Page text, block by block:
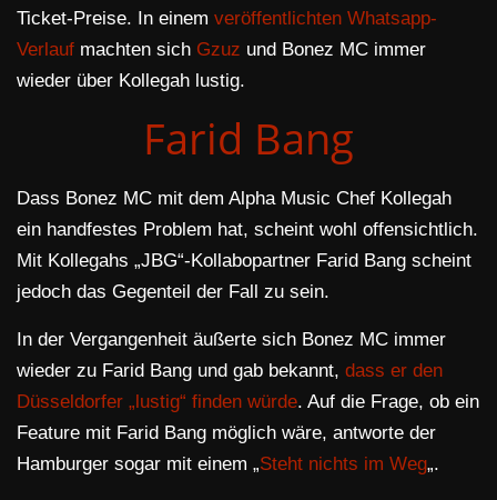
Ticket-Preise. In einem veröffentlichten Whatsapp-
Verlauf machten sich Gzuz und Bonez MC immer
wieder über Kollegah lustig.
Farid Bang
Dass Bonez MC mit dem Alpha Music Chef Kollegah
ein handfestes Problem hat, scheint wohl offensichtlich.
Mit Kollegahs „JBG“-Kollabopartner Farid Bang scheint
jedoch das Gegenteil der Fall zu sein.
In der Vergangenheit äußerte sich Bonez MC immer
wieder zu Farid Bang und gab bekannt, dass er den
Düsseldorfer „lustig“ finden würde. Auf die Frage, ob ein
Feature mit Farid Bang möglich wäre, antworte der
Hamburger sogar mit einem „Steht nichts im Weg„.